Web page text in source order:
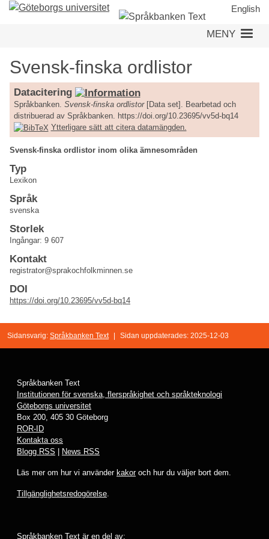
Hoppa
English
MENY
Svensk-finska ordlistor
Datacitering
Språkbanken. Svensk-finska ordlistor[Data set]. Bearbetad och
distribuerad av Språkbanken. https://doi.org/10.23695/vv5d-bq14
Ytterligare sätt att citera datamängden.
Svensk-finska ordlistor inom olika ämnesområden
Typ
Lexikon
Språk
svenska
Storlek
Ingångar: 9 607
Kontakt
registrator@sprakochfolkminnen.se
DOI
https://doi.org/10.23695/vv5d-bq14
Sidansvarig: Språkbanken Text Sidan uppdaterades: 2025-12-03
Språkbanken Text
Institutionen för svenska, flerspråkighet och språkteknologi
Göteborgs universitet
Box 200, 405 30 Göteborg
ROR-ID
Kontakta oss
Blogg RSS
News RSS
Läs mer om hur vi använder kakoroch hur du väljer bort dem.
Tillgänglighetsredogörelse.
Språkbanken Text är en del av: